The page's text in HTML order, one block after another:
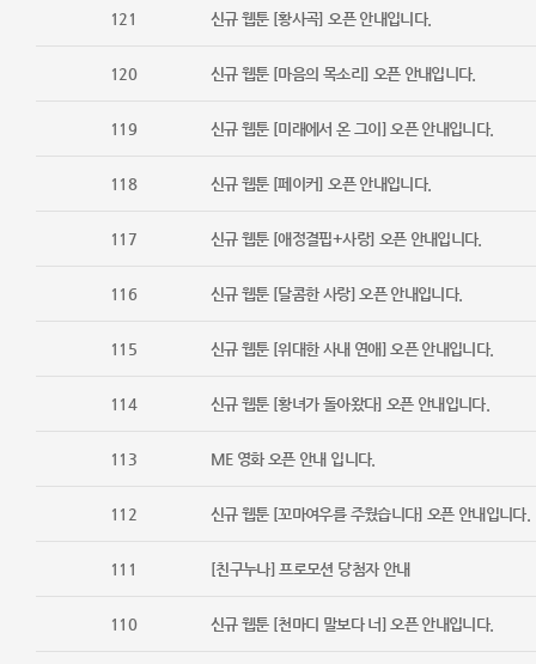
121 신규 웹툰 [황사곡] 오픈 안내입니다.
120 신규 웹툰 [마음의 목소리] 오픈 안내입니다.
119 신규 웹툰 [미래에서 온 그이] 오픈 안내입니다.
118 신규 웹툰 [페이커] 오픈 안내입니다.
117 신규 웹툰 [애정결핍+사랑] 오픈 안내입니다.
116 신규 웹툰 [달콤한 사랑] 오픈 안내입니다.
115 신규 웹툰 [위대한 사내 연애] 오픈 안내입니다.
114 신규 웹툰 [황녀가 돌아왔다] 오픈 안내입니다.
113 ME 영화 오픈 안내 입니다.
112 신규 웹툰 [꼬마여우를 주웠습니다] 오픈 안내입니다.
111 [친구누나] 프로모션 당첨자 안내
110 신규 웹툰 [천마디 말보다 너] 오픈 안내입니다.